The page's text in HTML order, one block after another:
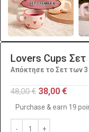
Lovers Cups Σετ
Απόκτησε το Σετ των
48,00€ 38,00€
Purchase & earn 19